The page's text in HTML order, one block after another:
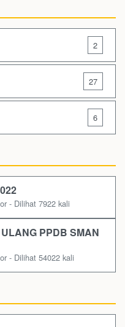
2
27
6
- Dilihat 7922 kali
PPDB SMAN
- Dilihat 54022 kali